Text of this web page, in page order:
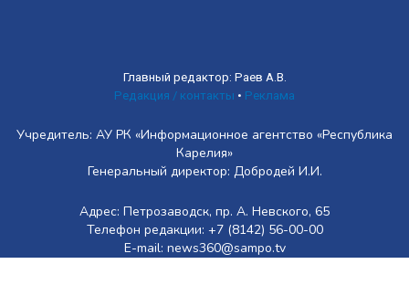
Главный редактор: Раев А.В.
Редакция / контакты • Реклама
Учредитель: АУ РК «Информационное агентство «Республика
Карелия»
Генеральный директор: Добродей И.И.
Адрес: Петрозаводск, пр. А. Невского, 65
Телефон редакции: +7 (8142) 56-00-00
E-mail: news360@sampo.tv